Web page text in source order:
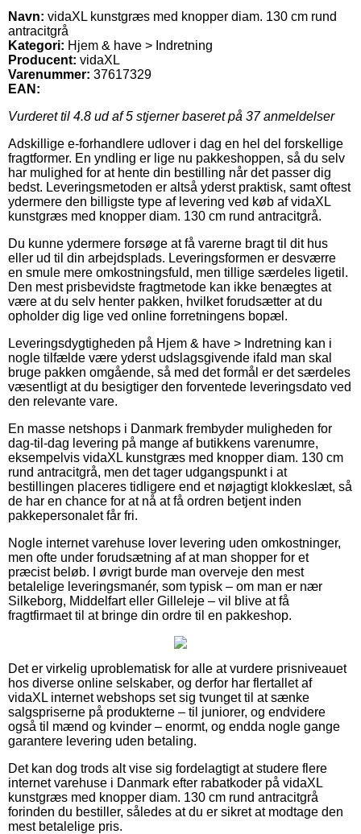
Navn: vidaXL kunstgræs med knopper diam. 130 cm rund
antracitgrå
Kategori: Hjem & have > Indretning
Producent: vidaXL
Varenummer: 37617329
EAN:
Vurderet til 4.8 ud af 5 stjerner baseret på 37anmeldelser
Adskillige e-forhandlere udlover i dag en hel del forskellige
fragtformer. En yndling er lige nu pakkeshoppen, så du selv
har mulighed for at hente din bestilling når det passer dig
bedst. Leveringsmetoden er altså yderst praktisk, samt oftest
ydermere den billigste type af levering ved køb af vidaXL
kunstgræs med knopper diam. 130 cm rund antracitgrå.
Du kunne ydermere forsøge at få varerne bragt til dit hus
eller ud til din arbejdsplads. Leveringsformen er desværre
en smule mere omkostningsfuld, men tillige særdeles ligetil.
Den mest prisbevidste fragtmetode kan ikke benægtes at
være at du selv henter pakken, hvilket forudsætter at du
opholder dig lige ved online forretningens bopæl.
Leveringsdygtigheden på Hjem & have > Indretning kan i
nogle tilfælde være yderst udslagsgivende ifald man skal
bruge pakken omgående, så med det formål er det særdeles
væsentligt at du besigtiger den forventede leveringsdato ved
den relevante vare.
En masse netshops i Danmark frembyder muligheden for
dag-til-dag levering på mange af butikkens varenumre,
eksempelvis vidaXL kunstgræs med knopper diam. 130 cm
rund antracitgrå, men det tager udgangspunkt i at
bestillingen placeres tidligere end et nøjagtigt klokkeslæt, så
de har en chance for at nå at få ordren betjent inden
pakkepersonalet får fri.
Nogle internet varehuse lover levering uden omkostninger,
men ofte under forudsætning af at man shopper for et
præcist beløb. I øvrigt burde man overveje den mest
betalelige leveringsmanér, som typisk – om man er nær
Silkeborg, Middelfart eller Gilleleje – vil blive at få
fragtfirmaet til at bringe din ordre til en pakkeshop.
Det er virkelig uproblematisk for alle at vurdere prisniveauet
hos diverse online selskaber, og derfor har flertallet af
vidaXL internet webshops set sig tvunget til at sænke
salgspriserne på produkterne – til juniorer, og endvidere
også til mænd og kvinder – enormt, og endda nogle gange
garantere levering uden betaling.
Det kan dog trods alt vise sig fordelagtigt at studere flere
internet varehuse i Danmark efter rabatkoder på vidaXL
kunstgræs med knopper diam. 130 cm rund antracitgrå
forinden du bestiller, således at du er sikret at modtage den
mest betalelige pris.